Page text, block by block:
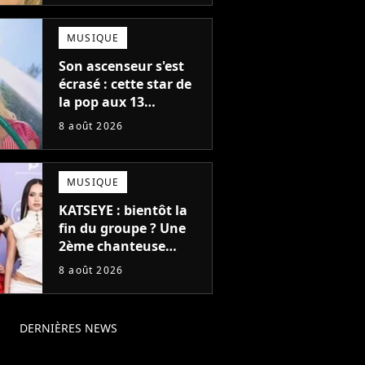
fiction avec Dwayne
Johnson mettrait fin à
sa carrière
MUSIQUE
Son ascenseur s'est
écrasé : cette star de
la pop aux 13
milliards d'écoutes a
pensais ne plus
jamais chanter"
8 août 2026
MUSIQUE
KATSEYE : bientôt la
fin du groupe ? Une
2ème chanteuse
s'éloigne en 6 mois,
décision n’a pas été
8 août 2026
DERNIÈRES NEWS